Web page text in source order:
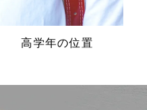
高学年の位置